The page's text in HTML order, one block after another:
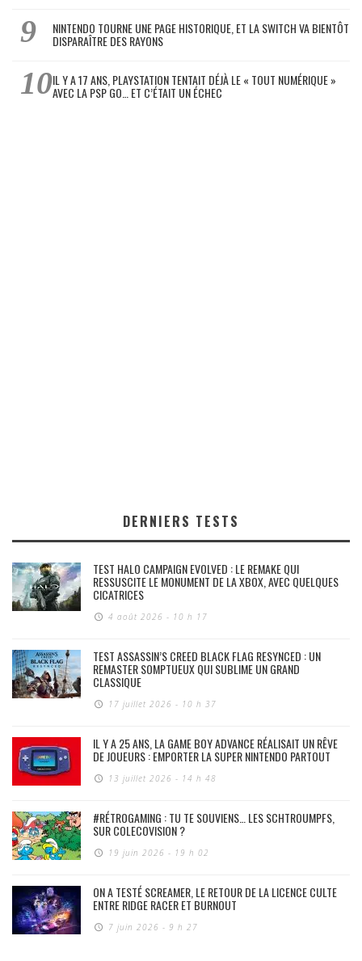
NINTENDO TOURNE UNE PAGE HISTORIQUE, ET LA SWITCH VA BIENTÔT
DISPARAÎTRE DES RAYONS
IL Y A 17 ANS, PLAYSTATION TENTAIT DÉJÀ LE « TOUT NUMÉRIQUE »
AVEC LA PSP GO… ET C’ÉTAIT UN ÉCHEC
DERNIERS TESTS
TEST HALO CAMPAIGN EVOLVED : LE REMAKE QUI
RESSUSCITE LE MONUMENT DE LA XBOX, AVEC QUELQUES
CICATRICES
4 août 2026 - 10 h 17
TEST ASSASSIN’S CREED BLACK FLAG RESYNCED : UN
REMASTER SOMPTUEUX QUI SUBLIME UN GRAND
CLASSIQUE
17 juillet 2026 - 10 h 37
IL Y A 25 ANS, LA GAME BOY ADVANCE RÉALISAIT UN RÊVE
DE JOUEURS : EMPORTER LA SUPER NINTENDO PARTOUT
13 juillet 2026 - 14 h 48
#RÉTROGAMING : TU TE SOUVIENS… LES SCHTROUMPFS,
SUR COLECOVISION ?
19 juin 2026 - 19 h 02
ON A TESTÉ SCREAMER, LE RETOUR DE LA LICENCE CULTE
ENTRE RIDGE RACER ET BURNOUT
7 juin 2026 - 9 h 27